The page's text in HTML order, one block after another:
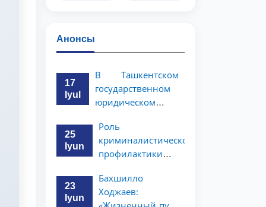
Анонсы
17
Iyul
В Ташкентском
государственном
юридическом
состоялась
научно-
практическая
магистрантов
25
Iyun
Роль
криминалистической
профилактики в
коррупционных
преступлений
23
Iyun
Бахшилло
Ходжаев: